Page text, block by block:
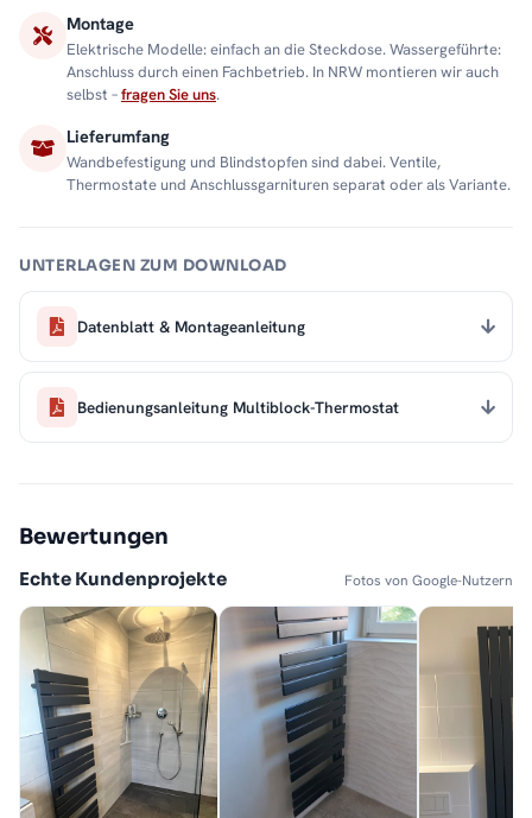
Montage
Elektrische Modelle: einfach an die Steckdose. Wassergeführte:
Anschluss durch einen Fachbetrieb. In NRW montieren wir auch
selbst –fragen Sie uns.
Lieferumfang
Wandbefestigung und Blindstopfen sind dabei. Ventile,
Thermostate und Anschlussgarnituren separat oder als Variante.
UNTERLAGEN ZUM DOWNLOAD
Datenblatt & Montageanleitung
Bedienungsanleitung Multiblock-Thermostat
Bewertungen
Echte Kundenprojekte Fotos von Google-Nutzern